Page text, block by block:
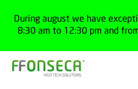
During august we have
8:30 am to 12:30 pm and